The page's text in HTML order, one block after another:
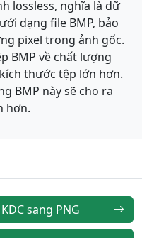
lossless, nghĩa là dữ
dạng file BMP, bảo
pixel trong ảnh gốc.
BMP về chất lượng
thước tệp lớn hơn.
BMP này sẽ cho ra
hơn.
KDC sang PNG